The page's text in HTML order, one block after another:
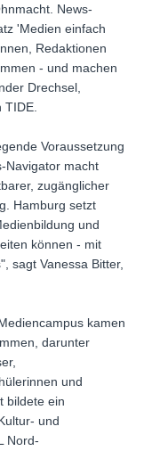
News-
'Medien einfach
Redaktionen
- und machen
Drechsel,
Voraussetzung
Navigator macht
zugänglicher
Hamburg setzt
und
können - mit
sagt Vanessa Bitter,
kamen
darunter
und
bildete ein
und
Nord-